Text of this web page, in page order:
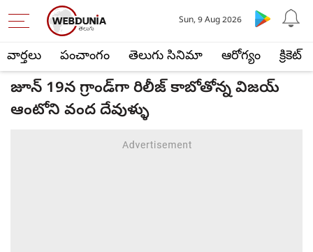
వార్తలు పంచాంగం తెలుగు సినిమా ఆరోగ్యం క్రికెట్
Sun, 9 Aug 2026
జూన్ 19న గ్రాండ్‌గా రిలీజ్ కాబోతోన్న విజయ్
ఆంటోని వంద దేవుళ్ళు